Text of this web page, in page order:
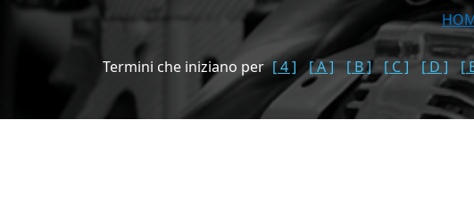
Termini che iniziano per [ 4 ] [ A ] [ B ] [ C ] [ D ] [